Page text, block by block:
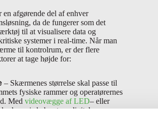
en afgørende del af enhver
da de fungerer som det
til at visualisere data og
systemer i real-time. Når man
til kontrolrum, er der flere
at tage højde for:
– Skærmenes størrelse skal passe til
fysiske rammer og operatørernes
Med videovægge af LED– eller
kan vi skabe store digitale